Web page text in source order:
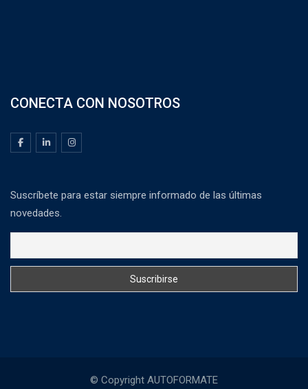
CONECTA CON NOSOTROS
Suscríbete para estar siempre informado de las últimas
novedades.
© Copyright AUTOFORMATE